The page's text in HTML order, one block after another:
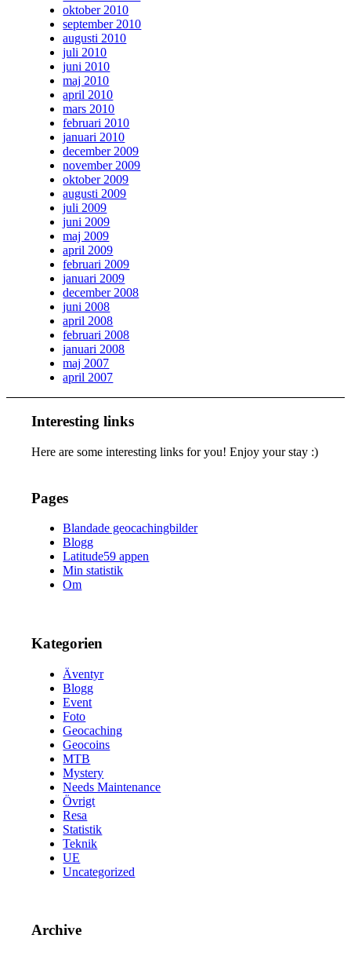
oktober 2010
september 2010
augusti 2010
juli 2010
juni 2010
maj 2010
april 2010
mars 2010
februari 2010
januari 2010
december 2009
november 2009
oktober 2009
augusti 2009
juli 2009
juni 2009
maj 2009
april 2009
februari 2009
januari 2009
december 2008
juni 2008
april 2008
februari 2008
januari 2008
maj 2007
april 2007
Interesting links
Here are some interesting links for you! Enjoy your stay :)
Pages
Blandade geocachingbilder
Blogg
Latitude59 appen
Min statistik
Om
Kategorien
Äventyr
Blogg
Event
Foto
Geocaching
Geocoins
MTB
Mystery
Needs Maintenance
Övrigt
Resa
Statistik
Teknik
UE
Uncategorized
Archive